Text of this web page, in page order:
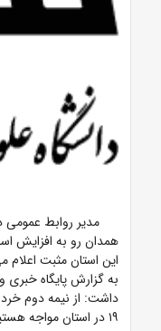
مدیر روابط عمومی
این استان مثبت اعلام
به گزارش پایگاه
داشت: از نیمه دوم
۱۹ در استان مواجه